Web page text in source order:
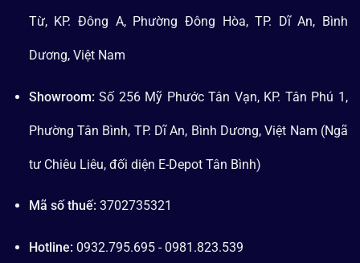
Từ, KP. Đông A, Phường Đông Hòa, TP. Dĩ An, Bình
Dương, Việt Nam
Showroom: Số 256 Mỹ Phước Tân Vạn, KP. Tân Phú 1,
Phường Tân Bình, TP. Dĩ An, Bình Dương, Việt Nam (Ngã
tư Chiêu Liêu, đối diện E-Depot Tân Bình)
Mã số thuế: 3702735321
Hotline: 0932.795.695 - 0981.823.539